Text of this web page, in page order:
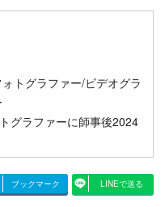
on SNS
トグラファー/ビデオグラ
グラファーに師事後2024
ブックマーク LINEで送る